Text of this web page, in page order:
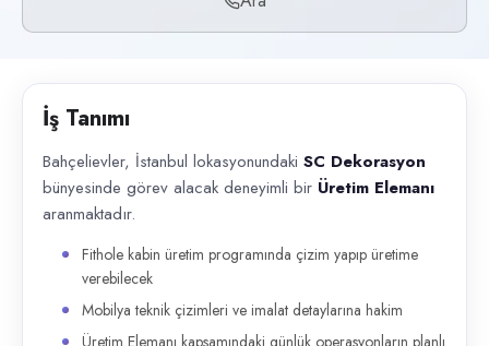
İlan açıklaması
Bahçelievler, İstanbul lokasyonundaki SC Dekorasyon bünyesinde
İş Tanımı
Bahçelievler, İstanbul lokasyonundaki SC Dekorasyon
bünyesinde görev alacak deneyimli bir Üretim Elemanı
aranmaktadır.
Fithole kabin üretim programında çizim yapıp üretime
verebilecek
Mobilya teknik çizimleri ve imalat detaylarına hakim
Üretim Elemanı kapsamındaki günlük operasyonların planlı